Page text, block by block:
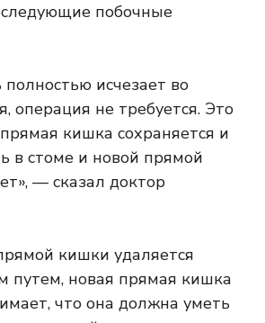
побочные
полностью исчезает во
операция не требуется. Это
кишка сохраняется и
в стоме и новой прямой
— сказал доктор
кишки удаляется
путем, новая прямая кишка
что она должна уметь